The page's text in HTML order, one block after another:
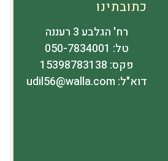
כתובתינו
רח' הגלבע 3 רעננה
טל: 050-7834001
פקס: 15398783138
דוא"ל: udil56@walla.com